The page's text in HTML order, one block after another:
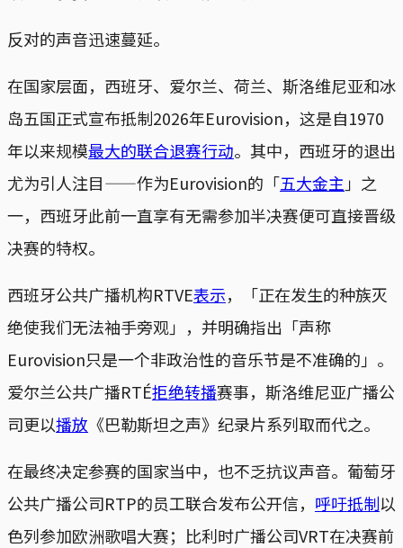
反对的声音迅速蔓延。
在国家层面，西班牙、爱尔兰、荷兰、斯洛维尼亚和冰
岛五国正式宣布抵制2026年Eurovision，这是自1970
年以来规模最大的联合退赛行动。其中，西班牙的退出
尤为引人注目——作为Eurovision的「五大金主 」之
一，西班牙此前一直享有无需参加半决赛便可直接晋级
决赛的特权。
西班牙公共广播机构RTVE表示，「正在发生的种族灭
绝使我们无法袖手旁观」，并明确指出「声称
Eurovision只是一个非政治性的音乐节是不准确的」。
爱尔兰公共广播RTÉ拒绝转播赛事，斯洛维尼亚广播公
司更以播放 《巴勒斯坦之声》纪录片系列取而代之。
在最终决定参赛的国家当中，也不乏抗议声音。葡萄牙
公共广播公司RTP的员工联合发布公开信， 呼吁抵制以
色列参加欧洲歌唱大赛；比利时广播公司VRT在决赛前